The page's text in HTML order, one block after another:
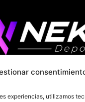
experiencias, utilizamos